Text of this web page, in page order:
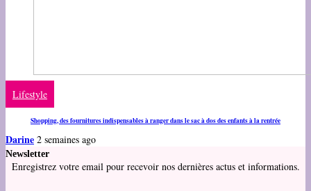
Lifestyle
Shopping, des fournitures indispensables à ranger dans le sac à dos des enfants à la rentrée
Darine 2 semaines ago
Newsletter
Enregistrez votre email pour recevoir nos dernières actus et informations.